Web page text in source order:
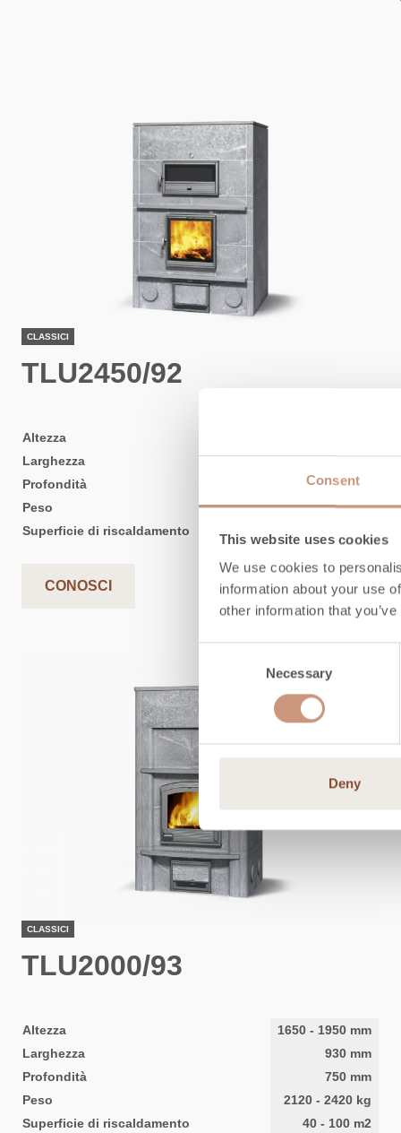
Consent
This website uses cookies
We use cookies to
information about your use
other information that
Necessary
Deny
CLASSICI
TLU2450/92
Altezza
Larghezza
1080mm
Profondità
840mm
Peso
2600kg
Superficie di riscaldamento
CONOSCI
CLASSICI
TLU2000/93
Altezza 1650 - 1950 mm
Larghezza
930 mm
Profondità
750 mm
Peso
2120 - 2420 kg
Superficie di riscaldamento
40 - 100 m2